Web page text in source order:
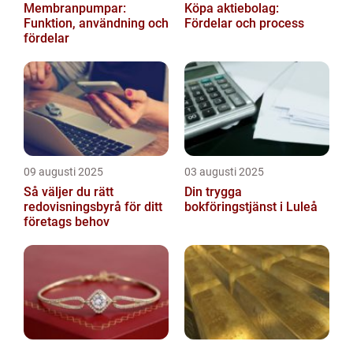
Membranpumpar:
Funktion, användning och
fördelar
Köpa aktiebolag:
Fördelar och process
09 augusti 2025
Så väljer du rätt
redovisningsbyrå för ditt
företags behov
03 augusti 2025
Din trygga
bokföringstjänst i Luleå